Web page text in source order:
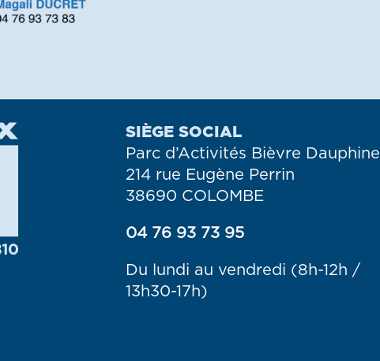
SIÈGE SOCIAL
Parc d’Activités Bièvre Dauphine
214 rue Eugène Perrin
38690 COLOMBE
04 76 93 73 95
Du lundi au vendredi (8h-12h /
13h30-17h)